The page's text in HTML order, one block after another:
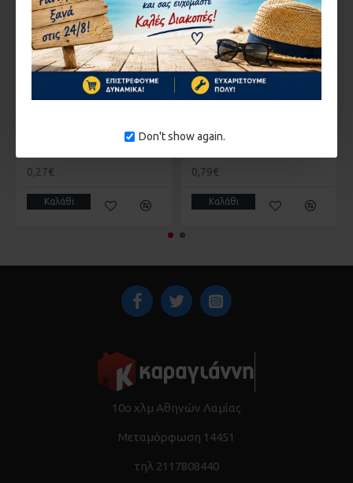
Don't show again.
0,27€
Καλάθι
0,79€
Καλάθι
10ο χλμ Αθηνών Λαμίας
Μεταμόρφωση 14451
τηλ 2117808440